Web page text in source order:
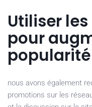
Utiliser
pour
popularité
nous avons également
promotions sur les